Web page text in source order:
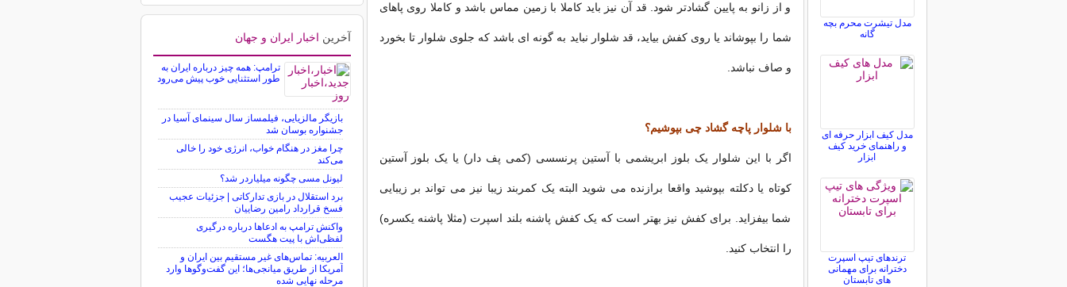
و از زانو به پایین گشادتر شود. قد آن نیز باید کاملا با زمین مماس باشد و کاملا روی پاهای
شما را بپوشاند یا روی کفش بیاید، قد شلوار نباید به گونه ای باشد که جلوی شلوار تا بخورد
و صاف نباشد.
با شلوار پاچه گشاد چى بپوشيم؟
اگر با این شلوار یک بلوز ابریشمی با آستین پرنسسی (کمی پف دار) یا یک بلوز آستین
کوتاه يا دكلته بپوشید واقعا برازنده می شوید البته یک کمربند زیبا نیز می تواند بر زیبایی
شما بیفزاید. برای کفش نیز بهتر است که یک کفش پاشنه بلند اسپرت (مثلا پاشنه یکسره)
را انتخاب کنید.
مدل تیشرت محرم بچه
گانه
مدل کیف ابزار حرفه ای
و راهنمای خرید کیف
ابزار
ترندهای تیپ اسپرت
دخترانه برای مهمانی
های تابستان
آخرین اخبار ایران و جهان
ترامپ: همه چیز درباره ایران به
طور استثنایی خوب پیش می‌رود
بازیگر مالزیایی، فیلمساز سال سینمای آسیا در
جشنواره بوسان شد
چرا مغز در هنگام خواب، انرژی خود را خالی
می‌کند
لیونل مسی چگونه میلیاردر شد؟
برد استقلال در بازی تدارکاتی | جزئیات عجیب
فسخ قرارداد رامین رضاییان
واکنش ترامپ به ادعاها درباره درگیری
لفظی‌اش با پیت هگست
العربیه: تماس‌های غیر مستقیم بین ایران و
آمریکا از طریق میانجی‌ها؛ این گفت‌و‌گو‌ها وارد
مرحله نهایی شده